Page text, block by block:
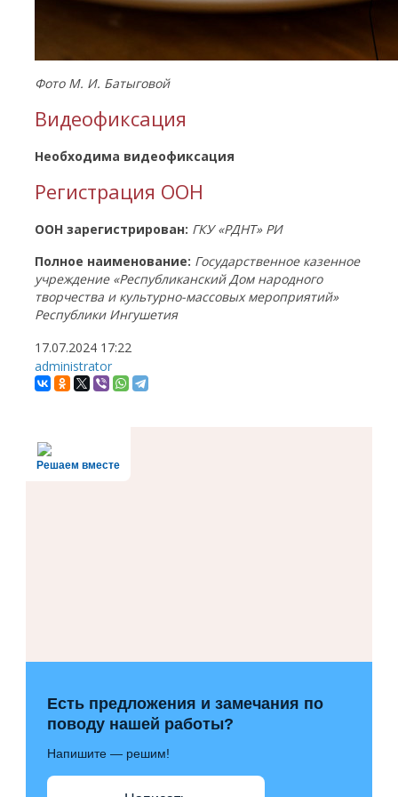
Фото М. И. Батыговой
Видеофиксация
Необходима видеофиксация
Регистрация ООН
ООН зарегистрирован: ГКУ «РДНТ» РИ
Полное наименование: Государственное казенное
учреждение «Республиканский Дом народного
творчества и культурно-массовых мероприятий»
Республики Ингушетия
17.07.2024 17:22
administrator
Решаем вместе
Есть предложения и замечания по
поводу нашей работы?
Напишите — решим!